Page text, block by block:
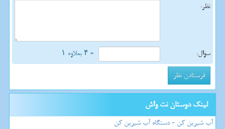
نظر:
سوال: = ۴ بعلاوه ۱
لینک دوستان نت واش
آب شیرین کن - دستگاه آب شیرین کن